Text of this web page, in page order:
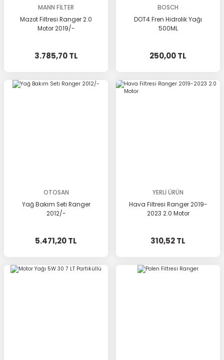
MANN FİLTER
Mazot Filtresi Ranger 2.0
Motor 2019/-
3.785,70 TL
BOSCH
DOT4 Fren Hidrolik Yağı
500ML
250,00 TL
OTOSAN
Yağ Bakım Seti Ranger
2012/-
5.471,20 TL
YERLİ ÜRÜN
Hava Filtresi Ranger 2019-
2023 2.0 Motor
310,52 TL